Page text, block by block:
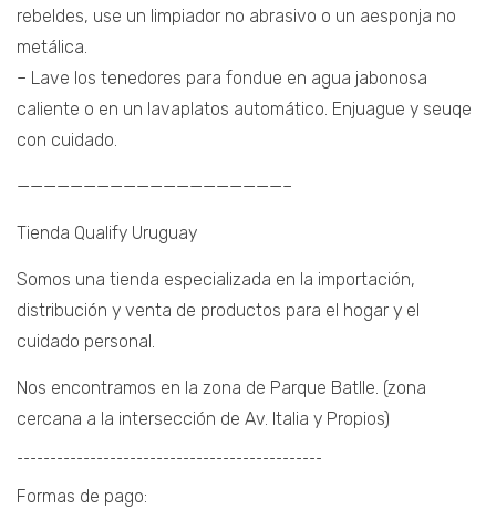
rebeldes, use un limpiador no abrasivo o un aesponja no
metálica.
– Lave los tenedores para fondue en agua jabonosa
caliente o en un lavaplatos automático. Enjuague y seuqe
con cuidado.
————————————————————–
Tienda Qualify Uruguay
Somos una tienda especializada en la importación,
distribución y venta de productos para el hogar y el
cuidado personal.
Nos encontramos en la zona de Parque Batlle. (zona
cercana a la intersección de Av. Italia y Propios)
¯¯¯¯¯¯¯¯¯¯¯¯¯¯¯¯¯¯¯¯¯¯¯¯¯¯¯¯¯¯¯¯¯¯¯¯¯¯¯¯¯¯¯¯¯¯
Formas de pago: